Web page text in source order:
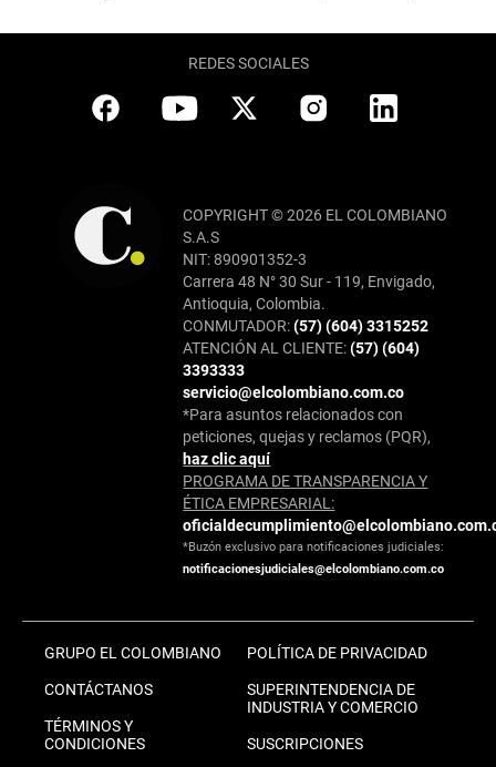
REDES SOCIALES
COPYRIGHT © 2026 EL COLOMBIANO
S.A.S
NIT: 890901352-3
Carrera 48 N° 30 Sur - 119, Envigado,
Antioquia, Colombia.
CONMUTADOR:(57) (604) 3315252
ATENCIÓN AL CLIENTE:(57) (604)
3393333
servicio@elcolombiano.com.co
*Para asuntos relacionados con
peticiones, quejas y reclamos (PQR),
haz clic aquí
PROGRAMA DE TRANSPARENCIA Y
ÉTICA EMPRESARIAL:
*Buzón exclusivo para notificaciones judiciales:
notificacionesjudiciales@elcolombiano.com.co
GRUPO EL COLOMBIANO
CONTÁCTANOS
TÉRMINOS Y
CONDICIONES
POLÍTICA DE PRIVACIDAD
SUPERINTENDENCIA DE
INDUSTRIA Y COMERCIO
SUSCRIPCIONES